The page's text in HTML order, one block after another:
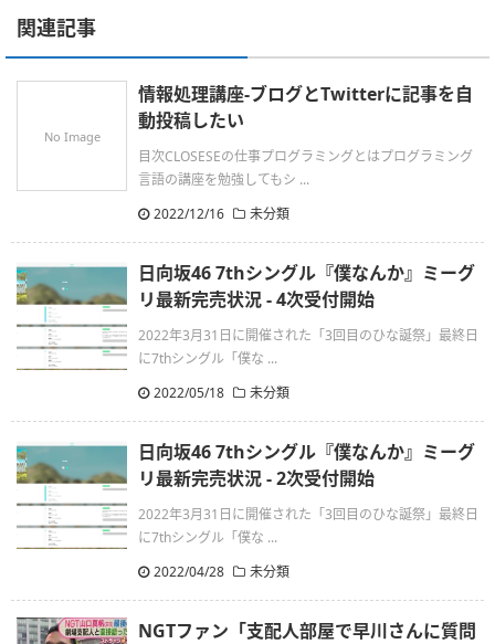
関連記事
No Image
情報処理講座-ブログとTwitterに記事を自
動投稿したい
目次CLOSESEの仕事プログラミングとはプログラミング
言語の講座を勉強してもシ ...
2022/12/16
未分類
日向坂46 7thシングル『僕なんか』ミーグ
リ最新完売状況 - 4次受付開始
2022年3月31日に開催された「3回目のひな誕祭」最終日
に7thシングル「僕な ...
2022/05/18
未分類
日向坂46 7thシングル『僕なんか』ミーグ
リ最新完売状況 - 2次受付開始
2022年3月31日に開催された「3回目のひな誕祭」最終日
に7thシングル「僕な ...
2022/04/28
未分類
NGTファン「支配人部屋で早川さんに質問